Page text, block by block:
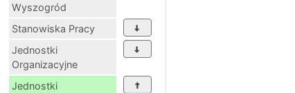
Wyszogród
Stanowiska Pracy
Jednostki
Organizacyjne
Jednostki